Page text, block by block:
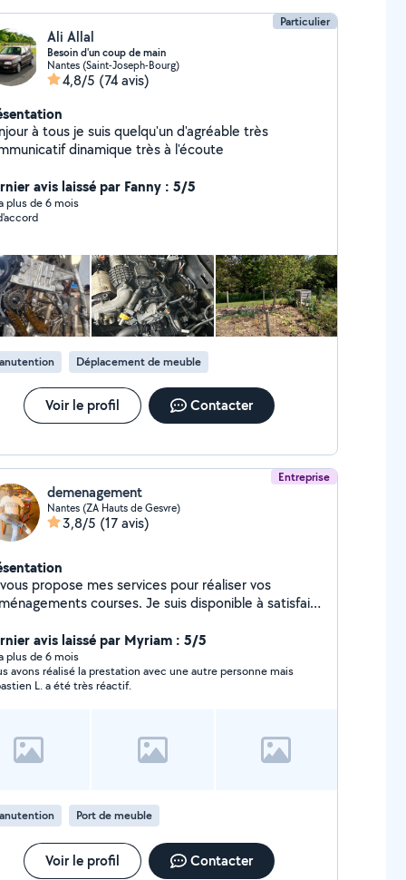
Particulier
Ali Allal
Besoin d'un coup de main
Nantes (Saint-Joseph-Bourg)
4,8/5 (74 avis)
à tous je suis quelqu'un d'agréable très
dinamique très à l'écoute
avis laissé par Fanny : 5/5
plus de 6 mois
Déplacement de meuble
Voir le profil Contacter
Entreprise
demenagement
Nantes (ZA Hauts de Gesvre)
3,8/5 (17 avis)
propose mes services pour réaliser vos
courses. Je suis disponible à satisfaire
avis laissé par Myriam : 5/5
plus de 6 mois
avons réalisé la prestation avec une autre personne mais
Sébastien L. a été très réactif.
Port de meuble
Voir le profil Contacter